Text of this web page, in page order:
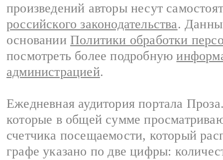
произведений авторы несут
российского законодательства.
основании Политики обработки
посмотреть более подробную
администрацией.
Ежедневная аудитория портала
которые в общей сумме
счетчика посещаемости, который
графе указано по две цифры: